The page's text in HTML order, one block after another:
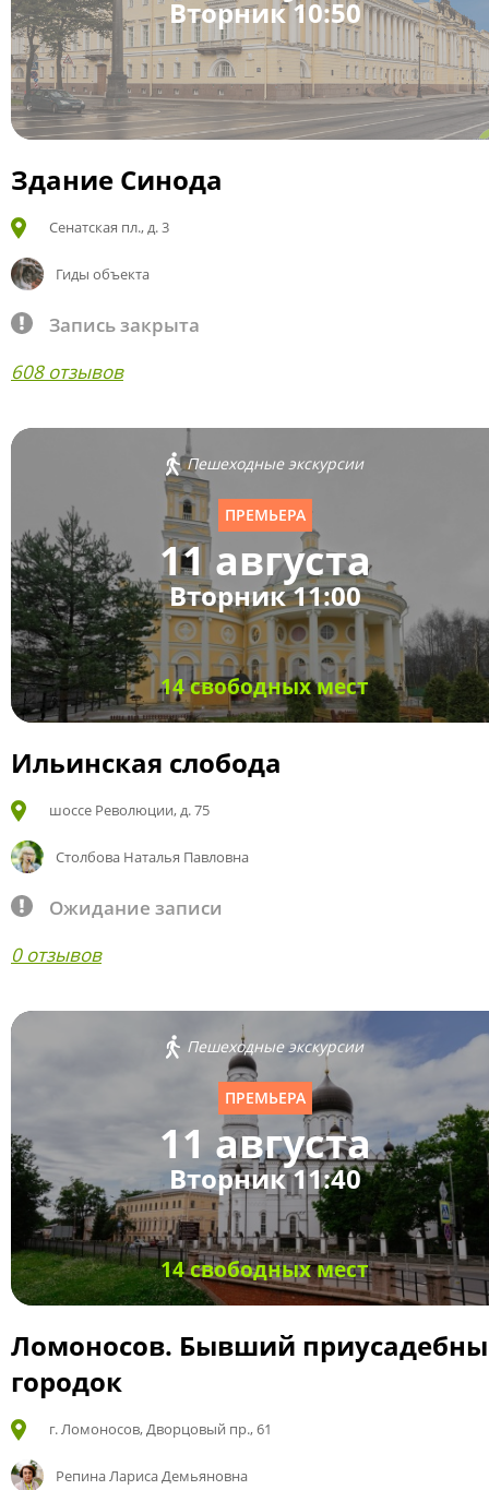
Вторник 10:50
Здание Синода
Сенатская пл., д. 3
Гиды объекта
Запись закрыта
608 отзывов
Пешеходные экскурсии
ПРЕМЬЕРА
11 августа
Вторник 11:00
14 свободных мест
Ильинская слобода
шоссе Революции, д. 75
Столбова Наталья Павловна
Ожидание записи
0 отзывов
Пешеходные экскурсии
ПРЕМЬЕРА
11 августа
Вторник 11:40
14 свободных мест
Ломоносов. Бывший
городок
г. Ломоносов, Дворцовый пр., 61
Репина Лариса Демьяновна